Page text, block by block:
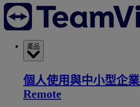
產品
個人使用與中小型企業
Remote